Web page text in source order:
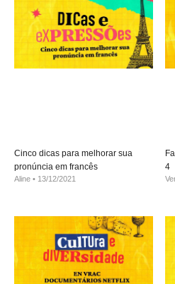
Cinco dicas para melhorar sua
pronúncia em francês
Aline 13/12/2021
4